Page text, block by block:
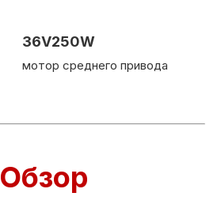
36V250W
мотор среднего привода
Обзор